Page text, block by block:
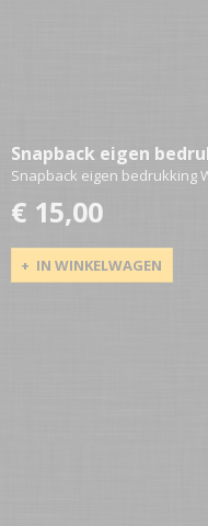
Snapback eigen
Snapback eigen bedrukking
€ 15,00
IN WINKELWAGEN